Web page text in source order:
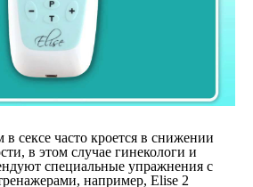
сексе часто кроется в снижении
в этом случае гинекологи и
специальные упражнения с
например, Elise 2